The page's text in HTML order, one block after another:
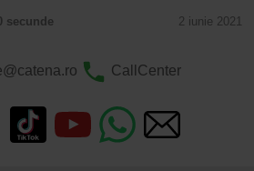
secunde 2 iunie 2021
CallCenter